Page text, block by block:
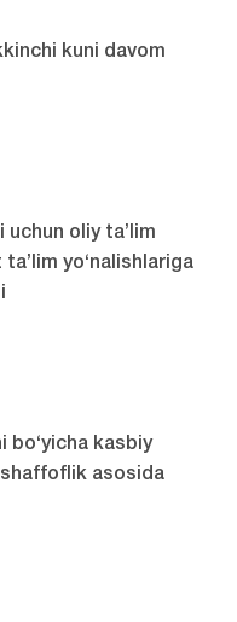
kuni davom
uchun oliy ta’lim
yo‘nalishlariga
bo‘yicha kasbiy
asosida